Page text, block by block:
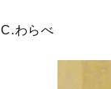
C.わらべ